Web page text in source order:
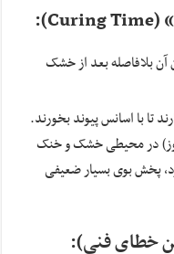
(
Curing Time
):
بلافاصله بعد از خشک
تا با اسانس پیوند بخورند.
حداقل ۴۸ ساعت (و ایده‌آل ۷ روز) در محیطی خشک و خنک
پخش بوی بسیار ضعیفی
خطای فنی):